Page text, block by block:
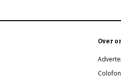
Over
Colofon